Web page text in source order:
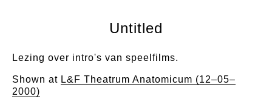
Untitled
Lezing over intro's van speelfilms.
Shown at L&F Theatrum Anatomicum (12–05–
2000)